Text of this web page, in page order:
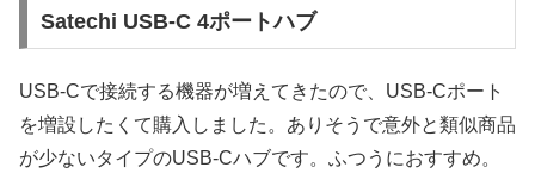
Satechi USB-C 4ポートハブ
USB-Cで接続する機器が増えてきたので、USB-Cポート
を増設したくて購入しました。ありそうで意外と類似商品
が少ないタイプのUSB-Cハブです。ふつうにおすすめ。